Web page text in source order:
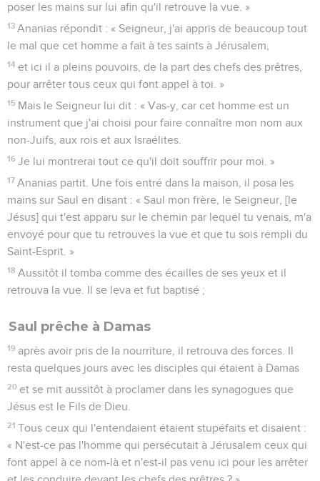
poser les mains sur lui afin qu'il retrouve la vue. »
13 Ananias répondit : « Seigneur, j'ai appris de beaucoup tout
le mal que cet homme a fait à tes saints à Jérusalem,
14 et ici il a pleins pouvoirs, de la part des chefs des prêtres,
pour arrêter tous ceux qui font appel à toi. »
15 Mais le Seigneur lui dit : « Vas-y, car cet homme est un
instrument que j'ai choisi pour faire connaître mon nom aux
non-Juifs, aux rois et aux Israélites.
16 Je lui montrerai tout ce qu'il doit souffrir pour moi. »
17 Ananias partit. Une fois entré dans la maison, il posa les
mains sur Saul en disant : « Saul mon frère, le Seigneur, [le
Jésus] qui t'est apparu sur le chemin par lequel tu venais, m'a
envoyé pour que tu retrouves la vue et que tu sois rempli du
Saint-Esprit. »
18 Aussitôt il tomba comme des écailles de ses yeux et il
retrouva la vue. Il se leva et fut baptisé ;
Saul prêche à Damas
19 après avoir pris de la nourriture, il retrouva des forces. Il
resta quelques jours avec les disciples qui étaient à Damas
20 et se mit aussitôt à proclamer dans les synagogues que
Jésus est le Fils de Dieu.
21 Tous ceux qui l'entendaient étaient stupéfaits et disaient :
« N'est-ce pas l'homme qui persécutait à Jérusalem ceux qui
font appel à ce nom-là et n'est-il pas venu ici pour les arrêter